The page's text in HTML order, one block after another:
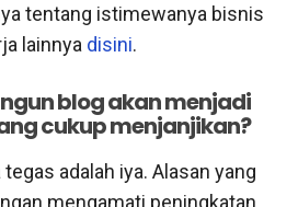
tentang istimewanya bisnis
lainnya disini.
blog akan menjadi
cukup menjanjikan?
adalah iya. Alasan yang
mengamati peningkatan